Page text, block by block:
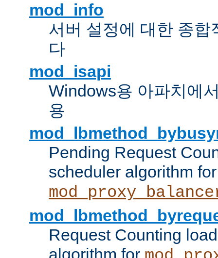
mod_info
서버 설정에 대한 종합
다
mod_isapi
Windows용 아파치에
용
Pending Request
scheduler algorithm for
Request Counting
algorithm for